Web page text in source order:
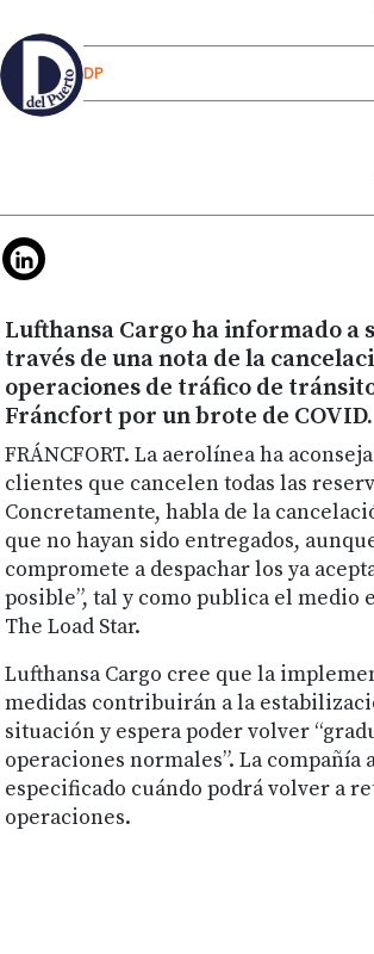
DP
Lufthansa Cargo ha informado a
través de una nota de la
operaciones de tráfico de
Fráncfort por un brote de COVID.
FRÁNCFORT. La aerolínea ha
clientes que cancelen todas las
Concretamente, habla de la
que no hayan sido entregados,
compromete a despachar los ya
posible”, tal y como publica el medio
The Load Star.
Lufthansa Cargo cree que la
medidas contribuirán a la
situación y espera poder volver
operaciones normales”. La compañía
especificado cuándo podrá volver a
operaciones.